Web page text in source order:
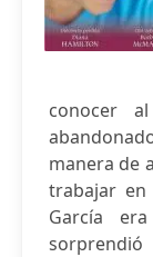
conocer
manera de
trabajar en
García